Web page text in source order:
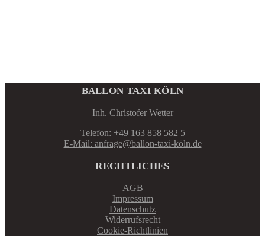
BALLON TAXI KÖLN
Inh. Christofer Wetter
Telefon: +49 163 858 582 5
E-Mail: anfrage@ballon-taxi-köln.de
RECHTLICHES
AGB
Impressum
Datenschutz
Widerrufsrecht
Cookie-Richtlinien